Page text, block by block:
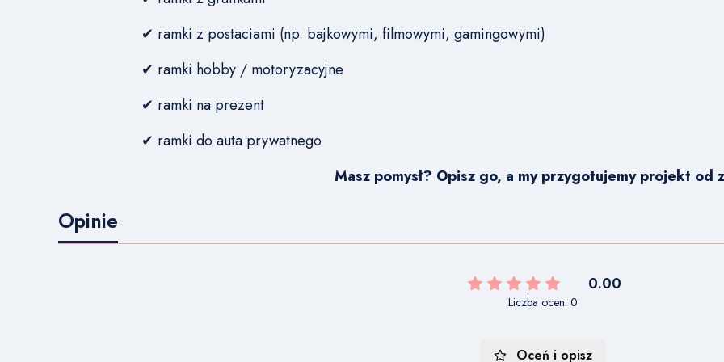
✔ ramki z postaciami (np. bajkowymi, filmowymi, gamingowymi)
✔ ramki hobby / motoryzacyjne
✔ ramki na prezent
✔ ramki do auta prywatnego
Masz pomysł? Opisz go, a my przygotujemy projekt od
Opinie
0.00
Liczba ocen: 0
Oceń i opisz